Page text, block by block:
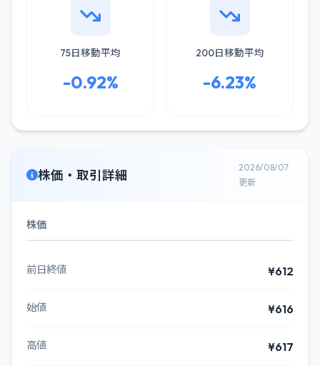
75日移動平均
-0.92%
200日移動平均
-6.23%
株価・取引詳細
2026/08/07
更新
株価
前日終値 ¥612
始値 ¥616
高値 ¥617